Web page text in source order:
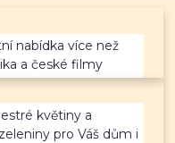
nabídka více než
a české filmy
květiny a
pro Váš dům i